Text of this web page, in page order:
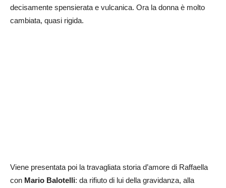
decisamente spensierata e vulcanica. Ora la donna è molto
cambiata, quasi rigida.
Viene presentata poi la travagliata storia d’amore di Raffaella
con Mario Balotelli: da rifiuto di lui della gravidanza, alla